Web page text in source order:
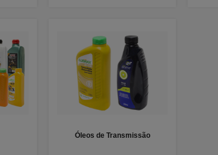
Óleos de Transmissão